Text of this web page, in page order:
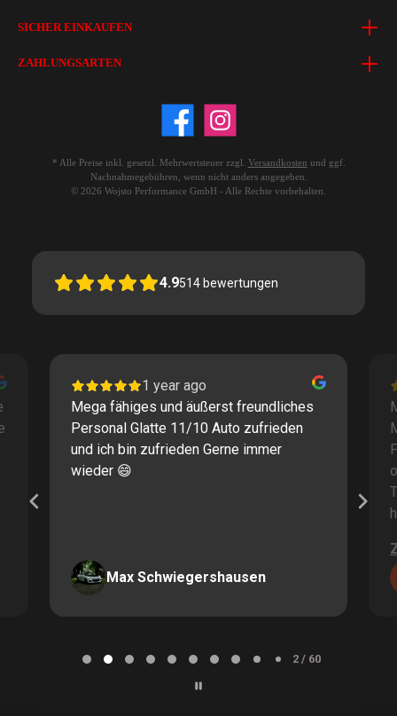
SICHER EINKAUFEN
ZAHLUNGSARTEN
* Alle Preise inkl. gesetzl. Mehrwertsteuer zzgl. Versandkosten und ggf.
Nachnahmegebühren, wenn nicht anders angegeben.
© 2026 Wojsto Performance GmbH - Alle Rechte vorbehalten.
4.9514 bewertungen
1 year ago
Mega fähiges und äußerst freundliches
Personal Glatte 11/10 Auto zufrieden
und ich bin zufrieden Gerne immer
wieder 😄
Max Schwiegershausen
2 / 60